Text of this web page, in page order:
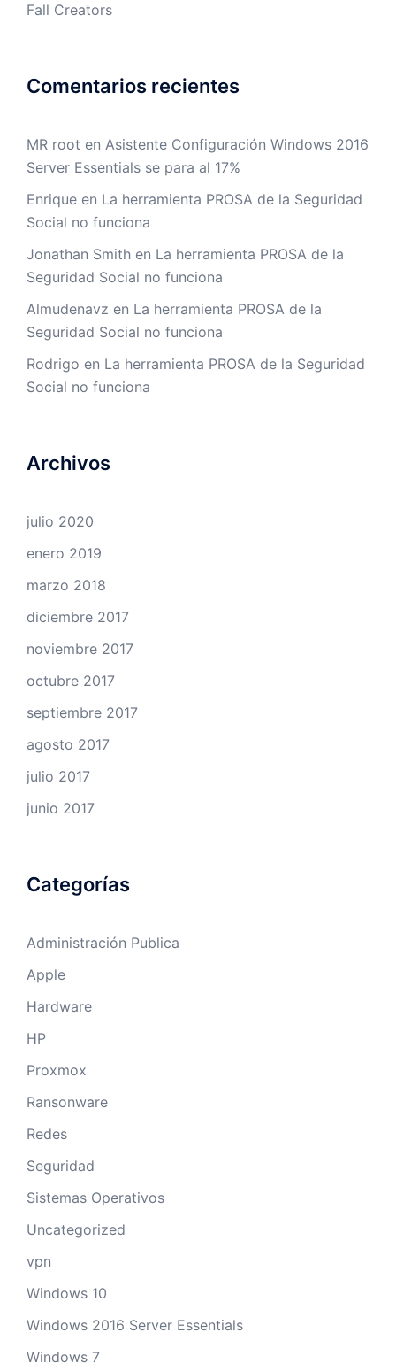
Fall Creators
Comentarios recientes
MR root en Asistente Configuración Windows 2016
Server Essentials se para al 17%
Enrique en La herramienta PROSA de la Seguridad
Social no funciona
Jonathan Smith en La herramienta PROSA de la
Seguridad Social no funciona
Almudenavz en La herramienta PROSA de la
Seguridad Social no funciona
Rodrigo en La herramienta PROSA de la Seguridad
Social no funciona
Archivos
julio 2020
enero 2019
marzo 2018
diciembre 2017
noviembre 2017
octubre 2017
septiembre 2017
agosto 2017
julio 2017
junio 2017
Categorías
Administración Publica
Apple
Hardware
HP
Proxmox
Ransonware
Redes
Seguridad
Sistemas Operativos
Uncategorized
vpn
Windows 10
Windows 2016 Server Essentials
Windows 7